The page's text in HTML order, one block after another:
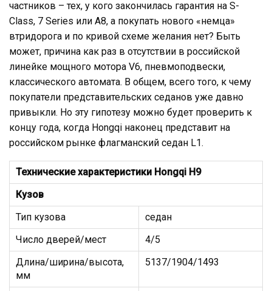
частников – тех, у кого закончилась гарантия на S-
Class, 7 Series или A8, а покупать нового «немца»
втридорога и по кривой схеме желания нет? Быть
может, причина как раз в отсутствии в российской
линейке мощного мотора V6, пневмоподвески,
классического автомата. В общем, всего того, к чему
покупатели представительских седанов уже давно
привыкли. Но эту гипотезу можно будет проверить к
концу года, когда Hongqi наконец представит на
российском рынке флагманский седан L1.
Технические характеристики Hongqi H9
Кузов
Тип кузова
седан
Число дверей/мест
4/5
Длина/ширина/высота,
мм
5137/1904/1493